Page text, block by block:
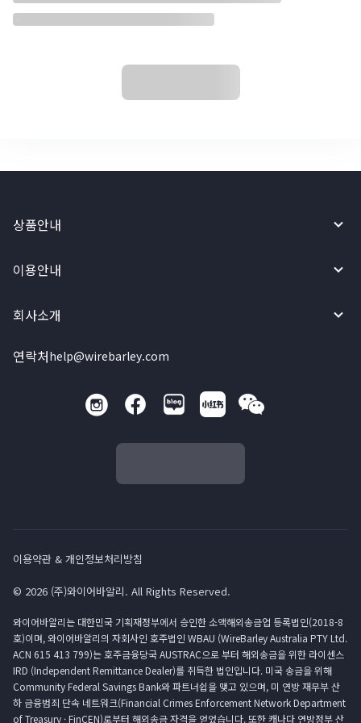
상품안내
이용안내
회사소개
연락처help@wirebarley.com
이용약관 & 개인정보처리방침
© 2026 (주)와이어바알리. All Rights Reserved.
와이어바알리는 대한민국 기획재정부에서 승인한 소액해외송금업 등록법인(2018-8
호)이며, 와이어바알리의 자회사인 호주법인 WBAU (WireBarley Australia PTY Ltd.
ACN 615 413 799)는 호주금융당국 AUSTRAC으로 부터 해외송금을 위한 라이센스
IRD (Independent Remittance Dealer)를 취득한 법인입니다. 미국 송금을 위해
Community Federal Savings Bank와 파트너쉽을 맺고 있으며, 미 연방 재무부 산
하 금융범죄 단속 네트워크(Financial Crimes Enforcement Network Department
of Treasury · FinCEN)로부터 해외송금 자격을 얻었습니다. 또한 캐나다 연방정부 산